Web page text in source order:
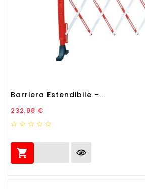
Barriera Estendibile -...
Prezzo
232,88 €
